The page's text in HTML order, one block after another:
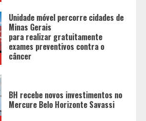
BH recebe novos investimentos no
Mercure Belo Horizonte Savassi
Mariano Procópio celebram um ano
da coluna “D. Pedro II – 200 anos”